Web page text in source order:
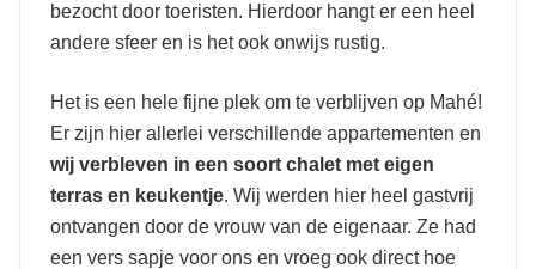
bezocht door toeristen. Hierdoor hangt er een heel
andere sfeer en is het ook onwijs rustig.
Het is een hele fijne plek om te verblijven op Mahé!
Er zijn hier allerlei verschillende appartementen en
wij verbleven in een soort chalet met eigen
terras en keukentje. Wij werden hier heel gastvrij
ontvangen door de vrouw van de eigenaar. Ze had
een vers sapje voor ons en vroeg ook direct hoe